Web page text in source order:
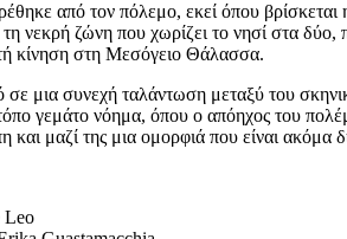
από τον πόλεμο, εκεί όπου
νεκρή ζώνη που χωρίζει το νησί στα
κίνηση στη Μεσόγειο Θάλασσα.
σε μια συνεχή ταλάντωση μεταξύ του
γεμάτο νόημα, όπου ο απόηχος του
και μαζί της μια ομορφιά που είναι ακόμα
Leo